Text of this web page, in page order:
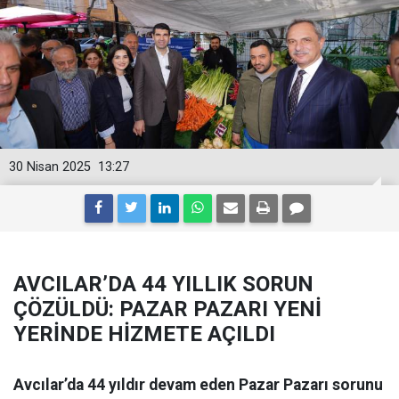
13:27
30 Nisan 2025
AVCILAR’DA 44 YILLIK SORUN
ÇÖZÜLDÜ: PAZAR PAZARI YENİ
YERİNDE HİZMETE AÇILDI
Avcılar’da 44 yıldır devam eden Pazar Pazarı sorunu